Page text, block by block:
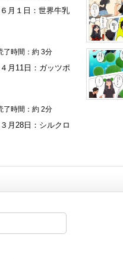
月１日：世界牛乳
了時間：約 3分
月11日：ガッツポ
了時間：約 2分
月28日：シルクロ